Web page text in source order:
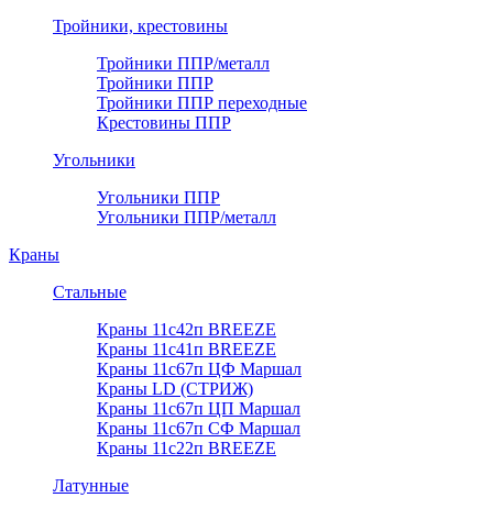
Тройники, крестовины
Тройники ППР/металл
Тройники ППР
Тройники ППР переходные
Крестовины ППР
Угольники
Угольники ППР
Угольники ППР/металл
Краны
Стальные
Краны 11с42п BREEZE
Краны 11с41п BREEZE
Краны 11с67п ЦФ Маршал
Краны LD (СТРИЖ)
Краны 11с67п ЦП Маршал
Краны 11с67п СФ Маршал
Краны 11с22п BREEZE
Латунные